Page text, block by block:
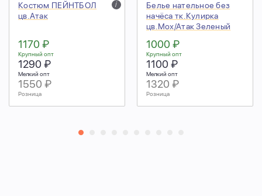
Костюм ПЕЙНТБОЛ
цв.Атак
i
1170 ₽
Крупный опт
1290 ₽
Мелкий опт
1550 ₽
Розница
Белье нательное без
начёса тк.Кулирка
цв.Мох/Атак Зеленый
1000 ₽
Крупный опт
1100 ₽
Мелкий опт
1320 ₽
Розница